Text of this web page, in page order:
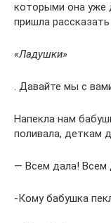
которыми она уже
пришла
«Ладушки»
. Давайте мы с
Напекла нам
поливала, деткам
— Всем дала! Всем
-Кому бабушка